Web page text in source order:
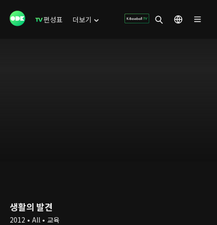
편성표 더보기
생활의 발견
2012 • All • 교육